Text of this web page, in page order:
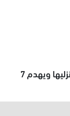
الاحتلال يجبر عائلة مقدسية على هدم منزليها ويهدم 7